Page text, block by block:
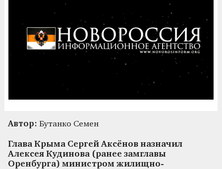
Автор: Бутанко Семен
Глава Крыма Сергей Аксёнов назначил
Алексея Кудинова (ранее замглавы
Оренбурга) министром жилищно-